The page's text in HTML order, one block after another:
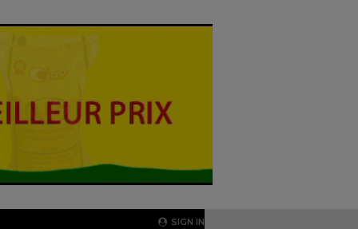
SIGN IN